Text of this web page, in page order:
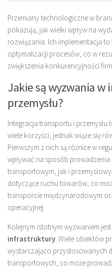
Przemiany technologiczne w
pokazują, jak wielki wpływ na
rozwiązania. Ich implementacja
optymalizacji procesów, co w
zwiększenia konkurencyjności firm.
Jakie są wyzwania
przemysłu?
Integracja transportu i
wiele korzyści, jednak wiąże się
Pierwszym z nich są różnice w
wpływać na sposób
transportowym, jak i
dotyczące ruchu towarów, co
transporcie międzynarodowym
operacyjnej.
Kolejnym istotnym wyzwaniem jest
infrastruktury . Wiele obiektów
wystarczająco przystosowanych
transportowych, co może